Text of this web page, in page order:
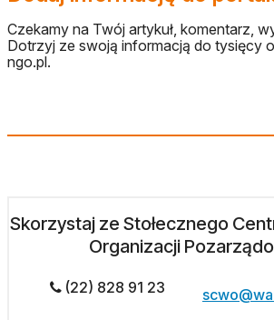
Czekamy na Twój artykuł, komentarz,
Dotrzyj ze swoją informacją do tysięcy
ngo.pl.
Skorzystaj ze Stołecznego
Organizacji
(22) 828 91 23